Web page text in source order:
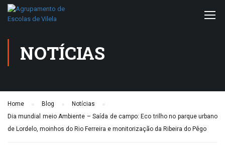
NOTÍCIAS
Home Blog
Notícias
Dia mundial meio Ambiente – Saída de campo: Eco trilho no parque urbano
de Lordelo, moinhos do Rio Ferreira e monitorização da Ribeira do Pêgo